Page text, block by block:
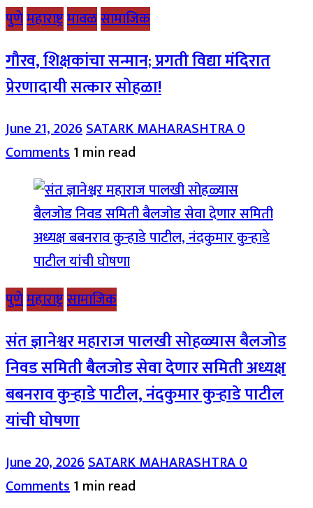
पुणेमहाराष्ट्रमावळसामाजिक
गौरव, शिक्षकांचा सन्मान; प्रगती विद्या मंदिरात
प्रेरणादायी सत्कार सोहळा!
June 21, 2026SATARK MAHARASHTRA0
Comments1 min read
पुणेमहाराष्ट्रसामाजिक
संत ज्ञानेश्वर महाराज पालखी सोहळ्यास बैलजोड
निवड समिती बैलजोड सेवा देणार समिती अध्यक्ष
बबनराव कुऱ्हाडे पाटील, नंदकुमार कुऱ्हाडे पाटील
यांची घोषणा
June 20, 2026SATARK MAHARASHTRA0
Comments1 min read